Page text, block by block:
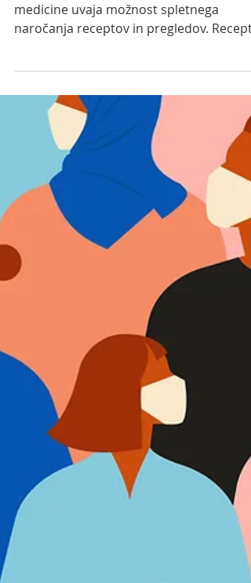
medicine uvaja možnost spletnega
naročanja receptov in pregledov. Recept